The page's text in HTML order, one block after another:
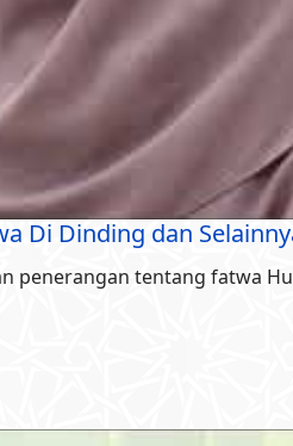
Di Dinding dan
penerangan tentang fatwa